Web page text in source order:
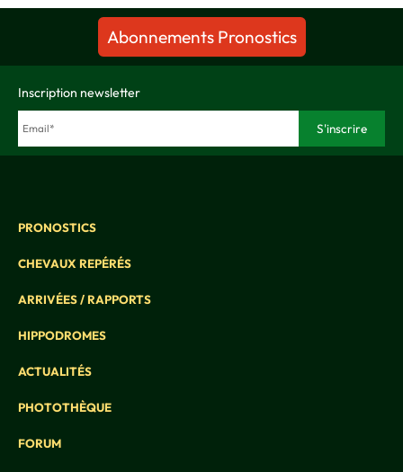
Abonnements Pronostics
Inscription newsletter
PRONOSTICS
CHEVAUX REPÉRÉS
ARRIVÉES / RAPPORTS
HIPPODROMES
ACTUALITÉS
PHOTOTHÈQUE
FORUM